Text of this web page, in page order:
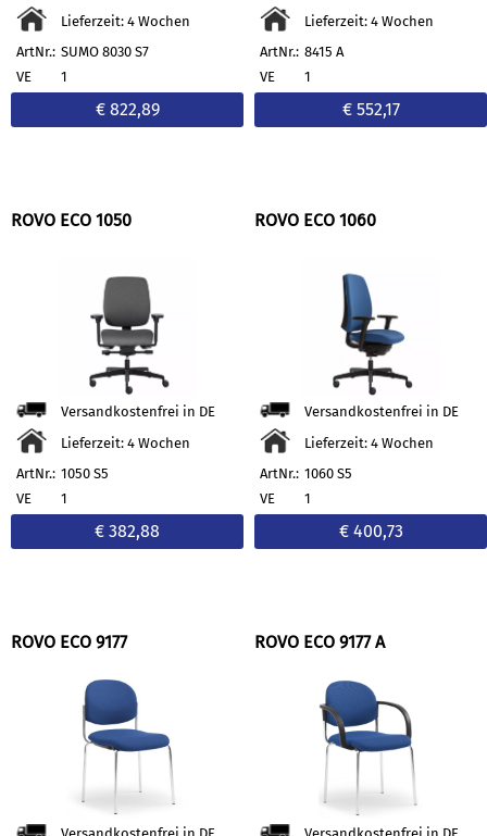
Lieferzeit: 4 Wochen
ArtNr.: SUMO 8030 S7
VE
1
€ 822,89
Lieferzeit: 4 Wochen
ArtNr.: 8415 A
VE
1
€ 552,17
ROVO ECO 1050
Versandkostenfrei in DE
Lieferzeit: 4 Wochen
ArtNr.: 1050 S5
VE
1
€ 382,88
ROVO ECO 1060
Versandkostenfrei in DE
Lieferzeit: 4 Wochen
ArtNr.: 1060 S5
VE
1
€ 400,73
ROVO ECO 9177 ROVO ECO 9177 A